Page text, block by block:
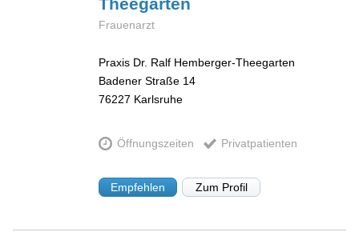
Frauenarzt
Praxis Dr. Ralf Hemberger-Theegarten
Badener Straße 14
76227 Karlsruhe
Öffnungszeiten Privatpatienten
Empfehlen Zum Profil